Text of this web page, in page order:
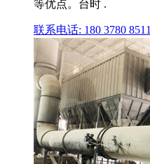
等优点。台时 .
联系电话: 180 3780 8511